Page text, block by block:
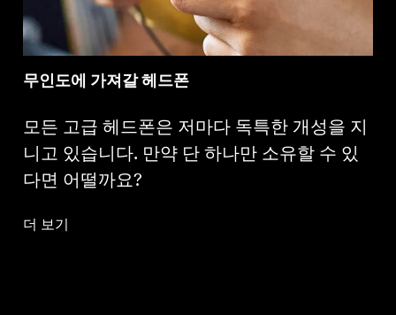
무인도에 가져갈 헤드폰
모든 고급 헤드폰은 저마다 독특한 개성을 지
니고 있습니다. 만약 단 하나만 소유할 수 있
다면 어떨까요?
더 보기